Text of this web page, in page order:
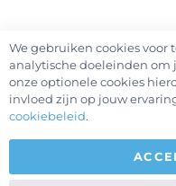
We gebruiken cookies voor
analytische doeleinden om
onze optionele cookies
invloed zijn op jouw
cookiebeleid.